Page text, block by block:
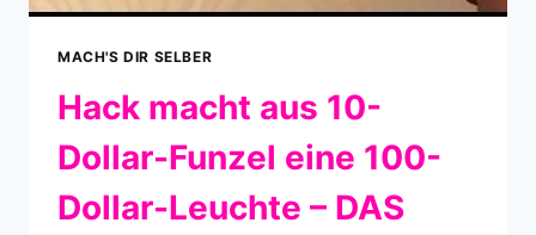
MACH'S DIR SELBER
Hack macht aus 10-
Dollar-Funzel eine 100-
Dollar-Leuchte – DAS